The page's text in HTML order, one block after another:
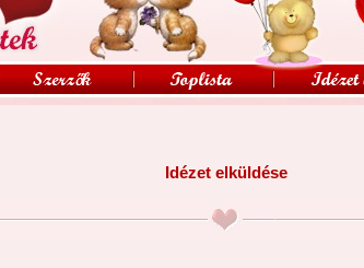
Idézet elküldése